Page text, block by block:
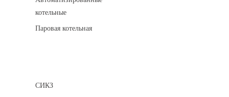
котельные
Паровая котельная
СИКЗ